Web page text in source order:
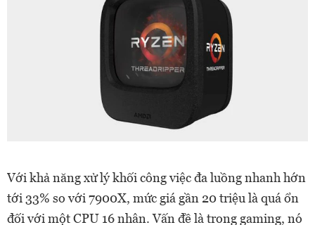
Với khả năng xử lý khối công việc đa luồng nhanh hớn
tới 33% so với 7900X, mức giá gần 20 triệu là quá ổn
đối với một CPU 16 nhân. Vấn đề là trong gaming, nó